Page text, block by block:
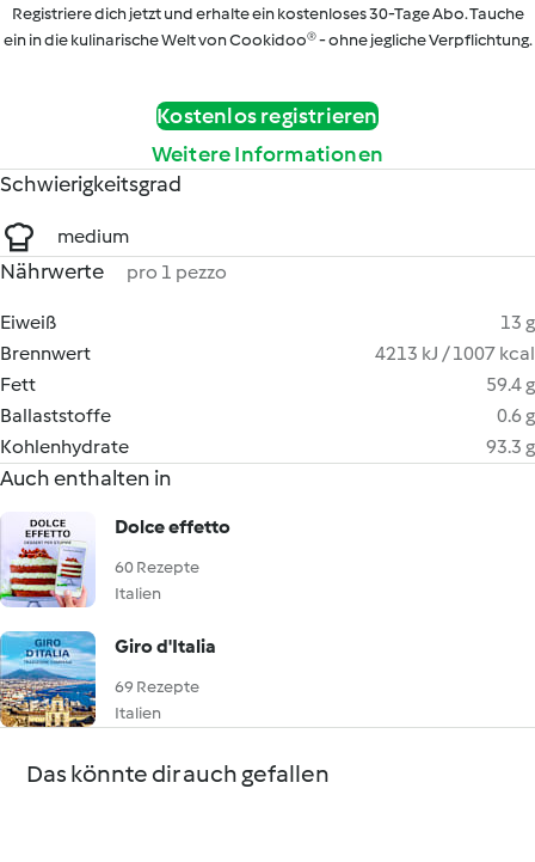
Registriere dich jetzt und erhalte ein kostenloses 30-Tage Abo. Tauche
ein in die kulinarische Welt von Cookidoo® - ohne jegliche Verpflichtung.
Kostenlos registrieren
Weitere Informationen
Schwierigkeitsgrad
medium
Nährwerte pro 1 pezzo
Eiweiß
13 g
Brennwert
4213 kJ / 1007 kcal
Fett
59.4 g
Ballaststoffe
0.6 g
Kohlenhydrate
93.3 g
Auch enthalten in
Dolce effetto
60 Rezepte
Italien
Giro d'Italia
69 Rezepte
Italien
Das könnte dir auch gefallen